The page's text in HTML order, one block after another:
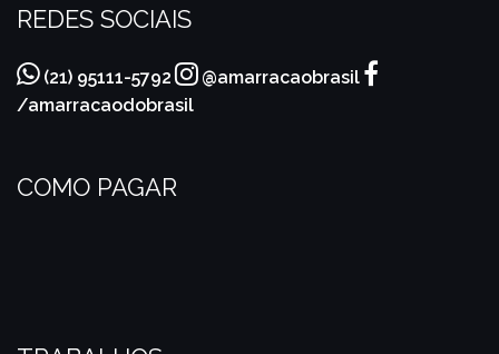
REDES SOCIAIS
(21) 95111-5792
@amarracaobrasil
/amarracaodobrasil
COMO PAGAR